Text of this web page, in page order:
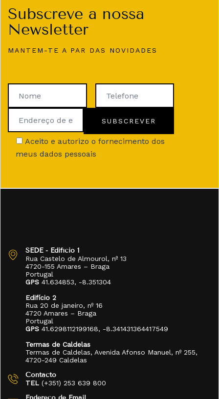
Subscreve a nossa
Newsletter
MANTEM-TE A PAR DAS NOVIDADES
Aceito e autorizo o fornecimento dos
meus dados pessoais
SEDE - Edifício 1
Rua Castelo de Almourol, nº 13
4720-155 Amares – Braga
Portugal
GPS 41.634853, -8.351304
Edifício 2
Rua 20 de janeiro, nº 16
4720 Amares – Braga
Portugal
GPS 41.6298112199168, -8.341431364417549
Termas de Caldelas
Termas de Caldelas, Avenida Afonso Manuel, nº 255,
4720-249 Caldelas
Contacto
TEL (+351) 253 639 800